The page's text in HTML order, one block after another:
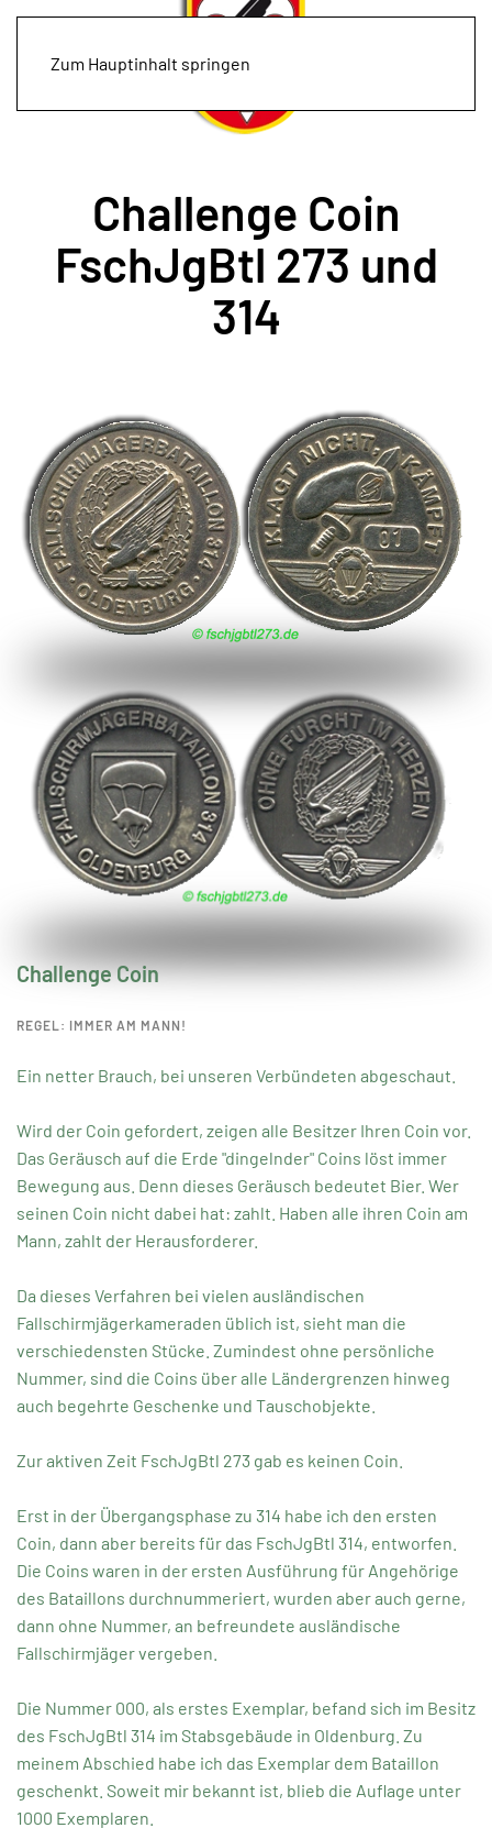
Zum Hauptinhalt springen
Challenge Coin
FschJgBtl 273 und
314
Challenge Coin
REGEL: IMMER AM MANN!
Ein netter Brauch, bei unseren Verbündeten abgeschaut.
Wird der Coin gefordert, zeigen alle Besitzer Ihren Coin vor.
Das Geräusch auf die Erde "dingelnder" Coins löst immer
Bewegung aus. Denn dieses Geräusch bedeutet Bier. Wer
seinen Coin nicht dabei hat: zahlt. Haben alle ihren Coin am
Mann, zahlt der Herausforderer.
Da dieses Verfahren bei vielen ausländischen
Fallschirmjägerkameraden üblich ist, sieht man die
verschiedensten Stücke. Zumindest ohne persönliche
Nummer, sind die Coins über alle Ländergrenzen hinweg
auch begehrte Geschenke und Tauschobjekte.
Zur aktiven Zeit FschJgBtl 273 gab es keinen Coin.
Erst in der Übergangsphase zu 314 habe ich den ersten
Coin, dann aber bereits für das FschJgBtl 314, entworfen.
Die Coins waren in der ersten Ausführung für Angehörige
des Bataillons durchnummeriert, wurden aber auch gerne,
dann ohne Nummer, an befreundete ausländische
Fallschirmjäger vergeben.
Die Nummer 000, als erstes Exemplar, befand sich im Besitz
des FschJgBtl 314 im Stabsgebäude in Oldenburg. Zu
meinem Abschied habe ich das Exemplar dem Bataillon
geschenkt. Soweit mir bekannt ist, blieb die Auflage unter
1000 Exemplaren.